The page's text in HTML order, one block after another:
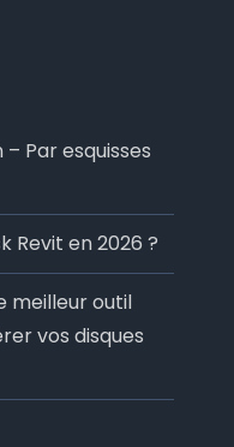
Par esquisses
Revit en 2026 ?
meilleur outil
vos disques